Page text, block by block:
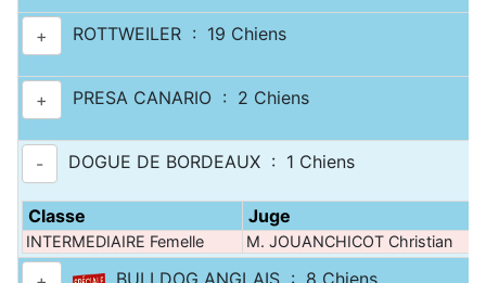
+ ROTTWEILER : 19 Chiens
+ PRESA CANARIO : 2 Chiens
- DOGUE DE BORDEAUX : 1 Chiens
Classe Juge
INTERMEDIAIRE Femelle M. JOUANCHICOT Christian